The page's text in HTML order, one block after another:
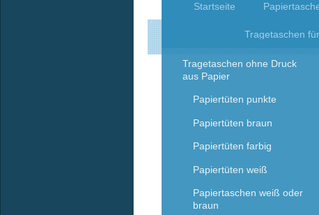
Startseite
Tragetaschen
Tragetaschen ohne Druck
aus Papier
Papiertüten punkte
Papiertüten braun
Papiertüten farbig
Papiertüten weiß
Papiertaschen weiß oder
braun